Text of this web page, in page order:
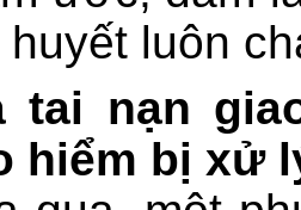
luôn
tai nạn
hiểm bị xử